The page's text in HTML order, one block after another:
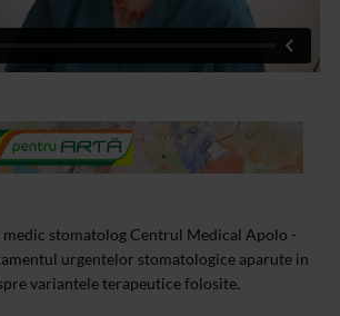
medic stomatolog Centrul Medical Apolo -
urgentelor stomatologice aparute in
variantele terapeutice folosite.